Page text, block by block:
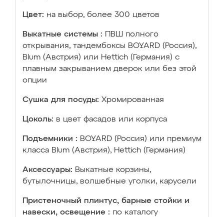
Цвет: на выбор, более 300 цветов
Выкатные системы :
ПВШ полного
открывания, тандембоксы BOYARD (Россия),
Blum (Австрия) или Hettich (Германия) с
плавным закрыванием дверок или без этой
опции
Сушка для посуды: Хромированная
Цоколь: в цвет фасадов или корпуса
Подъемники : BOYARD (Россия) или премиум
класса Blum (Австрия), Hettich (Германия)
Аксессуары: Выкатные корзины,
бутылочницы, волшебные уголки, карусели
Пристеночный плинтус, барные стойки и
навески, освещение : по каталогу